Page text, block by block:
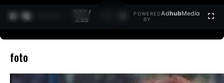
0:27 /
3:35
POWERED
BY
AdhubMedia
foto